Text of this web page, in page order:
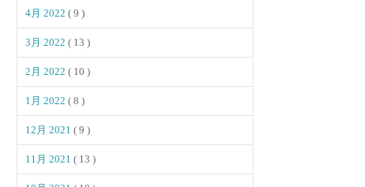
4月 2022 ( 9 )
3月 2022 ( 13 )
2月 2022 ( 10 )
1月 2022 ( 8 )
12月 2021 ( 9 )
11月 2021 ( 13 )